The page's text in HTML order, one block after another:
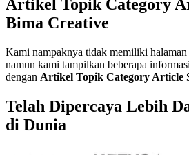
Artikel Topik Category
Bima Creative
Kami nampaknya tidak memiliki halaman
namun kami tampilkan beberapa
dengan Artikel Topik Category Article
Telah Dipercaya Lebih
di Dunia